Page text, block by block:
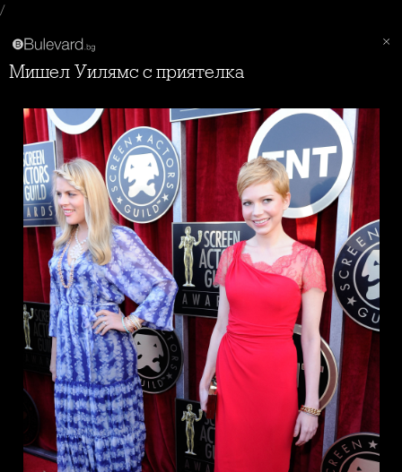
/
Мишел Уилямс с приятелка